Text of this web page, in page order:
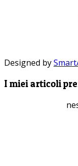
Designed by
I miei articoli